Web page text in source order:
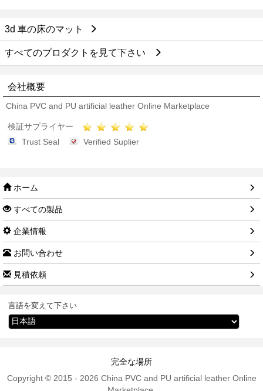
3d 車の床のマット
すべてのプロダクトを見て下さい
会社概要
China PVC and PU artificial leather Online Marketplace
検証サプライヤー
Trust Seal
Verified Suplier
ホーム
すべての製品
企業情報
お問い合わせ
見積依頼
言語を変えて下さい
完全な場所
Copyright © 2015 - 2026 China PVC and PU artificial leather Online